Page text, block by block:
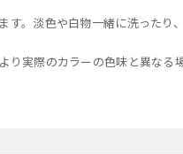
す。淡色や白物一緒に洗ったり
実際のカラーの色味と異なる